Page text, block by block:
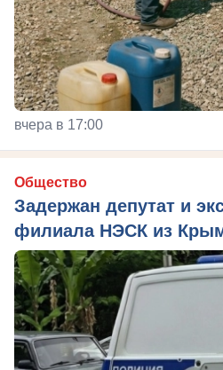
вчера в 17:00
Общество
Задержан депутат и
филиала НЭСК из